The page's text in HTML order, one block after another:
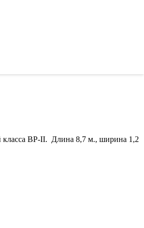
класса ВР-II. Длина 8,7 м., ширина 1,2